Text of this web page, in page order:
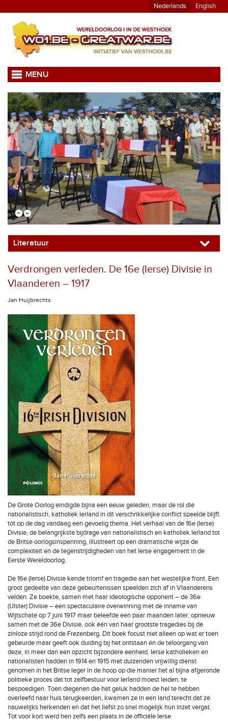
Nederlands English
MENU
Literatuur
Verdrongen verleden. De 16e (Ierse) Divisie in
Vlaanderen – 1917
Jan Huijbrechts
De Grote Oorlog eindigde bijna een eeuw geleden, maar de rol die
nationalistisch, katholiek Ierland in dit verschrikkelijke conflict speelde blijft
tot op de dag vandaag een gevoelig thema. Het verhaal van de 16e (Ierse)
Divisie, de belangrijkste bijdrage van nationalistisch en katholiek Ierland tot
de Britse oorlogsinspanning, illustreert op een dramatische wijze de
complexiteit en de tegenstrijdigheden van het Ierse engagement in de
Eerste Wereldoorlog.
De 16e (Ierse) Divisie kende triomf en tragedie aan het westelijke front. Een
groot gedeelte van deze gebeurtenissen speelden zich af in Vlaanderens
velden. Ze boekte, samen met haar ideologische opponent – de 36e
(Ulster) Divisie – een spectaculaire overwinning met de inname van
Wijtschate op 7 juni 1917 maar beleefde een paar maanden later, opnieuw
samen met de 36e Divisie, ook één van haar grootste tragedies bij de
zinloze strijd rond de Frezenberg. Dit boek focust niet alleen op wat er toen
gebeurde maar geeft ook duiding bij het ontstaan én de teloorgang van
deze, in meer dan een opzicht bijzondere eenheid. Ierse katholieken en
nationalisten hadden in 1914 en 1915 met duizenden vrijwillig dienst
genomen in het Britse leger in de hoop op die manier het al bijna afgeronde
politieke proces dat tot zelfbestuur voor Ierland moest leiden, te
bespoedigen. Toen diegenen die het geluk hadden de hel te hebben
overleefd naar huis terugkeerden, kwamen ze in een land terecht dat ze
nauwelijks herkenden en dat het liefst zo snel mogelijk hun inzet vergat.
Tot voor kort werd hen zelfs een plaats in de officiële Ierse